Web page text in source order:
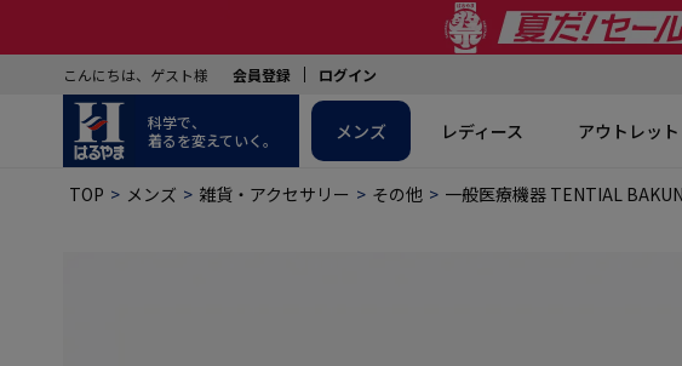
こんにちは、ゲスト様 会員登録 ログイン
科学で、
着るを変えていく。
メンズ レディース アウトレット
TOP メンズ 雑貨・アクセサリー その他 一般医療機器 TENTIAL